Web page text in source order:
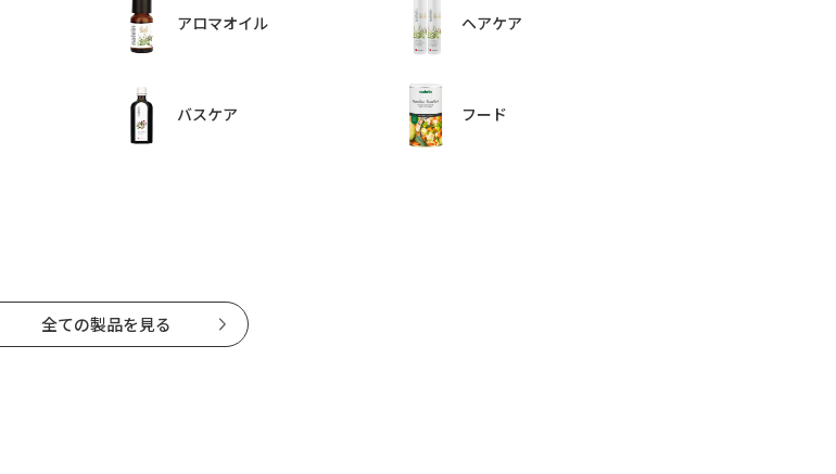
アロマオイル ヘアケア
バスケア フード
全ての製品を見る